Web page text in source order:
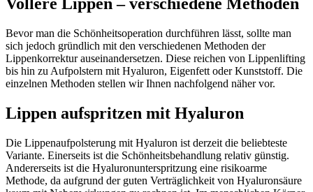
Vollere Lippen – verschiedene Methoden
Bevor man die Schönheitsoperation durchführen lässt, sollte man
sich jedoch gründlich mit den verschiedenen Methoden der
Lippenkorrektur auseinandersetzen. Diese reichen von Lippenlifting
bis hin zu Aufpolstern mit Hyaluron, Eigenfett oder Kunststoff. Die
einzelnen Methoden stellen wir Ihnen nachfolgend näher vor.
Lippen aufspritzen mit Hyaluron
Die Lippenaufpolsterung mit Hyaluron ist derzeit die beliebteste
Variante. Einerseits ist die Schönheitsbehandlung relativ günstig.
Andererseits ist die Hyaluronunterspritzung eine risikoarme
Methode, da aufgrund der guten Verträglichkeit von Hyaluronsäure